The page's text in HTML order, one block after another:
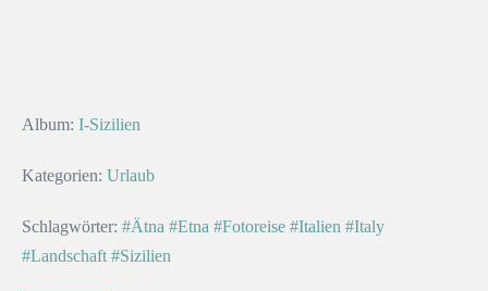
Album: I-Sizilien
Kategorien: Urlaub
Schlagwörter: #Ätna #Etna #Fotoreise #Italien #Italy
#Landschaft #Sizilien